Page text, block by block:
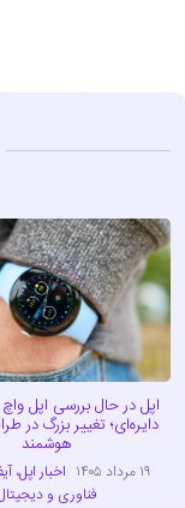
اپل در حال بررسی اپل واچ
دایره‌ای؛ تغییر بزرگ در
هوشمند
۱۹ مرداد ۱۴۰۵ اخبار اپل،
فناوری و